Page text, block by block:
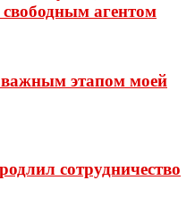
агентом
этапом моей
сотрудничество